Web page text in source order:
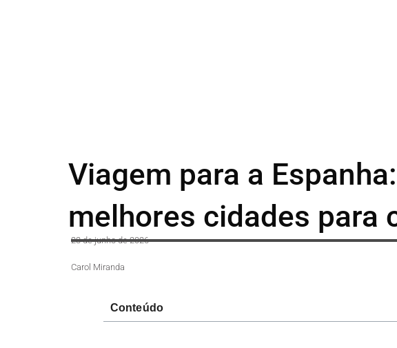
Viagem para a
melhores cidades para
23 de junho de 2026
Carol Miranda
Conteúdo